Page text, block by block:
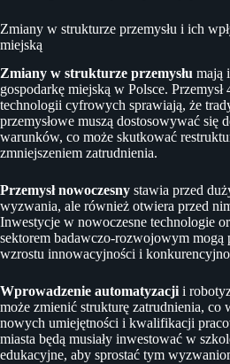
Zmiany w strukturze przemysłu i ich
miejską
Zmiany w strukturze przemysłu mają
gospodarkę miejską w Polsce.
technologii cyfrowych sprawiają, że
przemysłowe muszą dostosowywać się
warunków, co może skutkować
zmniejszeniem zatrudnienia.
Przemysł nowoczesny stawia przed
wyzwania, ale również otwiera przed
Inwestycje w nowoczesne technologie
sektorem badawczo-rozwojowym mogą
wzrostu innowacyjności i
Wprowadzenie automatyzacji i
może zmienić strukturę zatrudnienia, co
nowych umiejętności i kwalifikacji
miasta będą musiały inwestować w
edukacyjne, aby sprostać tym